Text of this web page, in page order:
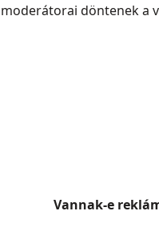
moderátorai döntenek a
Vannak-e